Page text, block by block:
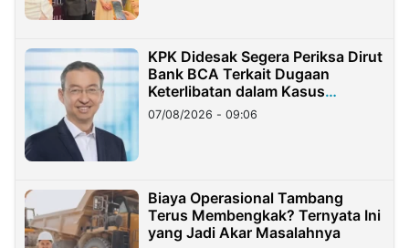
KPK Didesak Segera Periksa Dirut
Bank BCA Terkait Dugaan
Keterlibatan dalam Kasus
Hilangnya Dana Nasabah Rp2,58
Miliar
07/08/2026 - 09:06
Biaya Operasional Tambang
Terus Membengkak? Ternyata Ini
yang Jadi Akar Masalahnya